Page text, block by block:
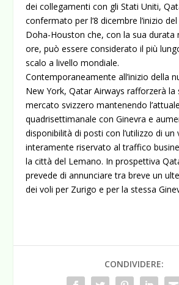
dei collegamenti con gli Stati Uniti,
confermato per l’8 dicembre l’inizio
Doha-Houston che, con la sua durata
ore, può essere considerato il più
scalo a livello mondiale.
Contemporaneamente all’inizio della
New York, Qatar Airways rafforzerà la
mercato svizzero mantenendo
quadrisettimanale con Ginevra e
disponibilità di posti con l’utilizzo di un
interamente riservato al traffico
la città del Lemano. In prospettiva
prevede di annunciare tra breve un
dei voli per Zurigo e per la stessa
CONDIVIDERE: